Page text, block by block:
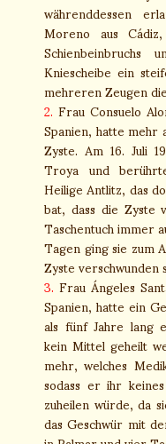
währenddessen
Moreno aus
Kniescheibe ein
mehreren Zeugen
2.Frau Consuelo
Spanien, hatte
Zyste. Am 16. Juli
Troya und
Heilige Antlitz, das
bat, dass die Zyste
Taschentuch immer
Tagen ging sie zum
Zyste
3.Frau Ángeles
Spanien, hatte ein
als fünf Jahre lang
kein Mittel geheilt
mehr, welches
sodass er ihr
zuheilen würde, da
das Geschwür mit